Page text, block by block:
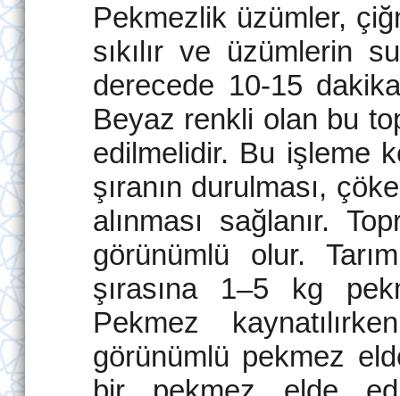
Pekmezlik üzümler,
sıkılır ve üzümlerin
derecede 10-15
Beyaz renkli olan bu
edilmelidir. Bu işleme
şıranın durulması,
alınması sağlanır.
görünümlü olur.
şırasına 1–5 kg
Pekmez
görünümlü pekmez